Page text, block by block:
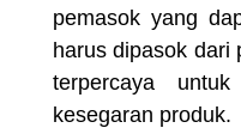
pemasok yang
harus dipasok dari
terpercaya
kesegaran produk.